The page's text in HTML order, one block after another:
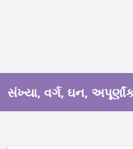
સંખ્યા, વર્ગ, ઘન,